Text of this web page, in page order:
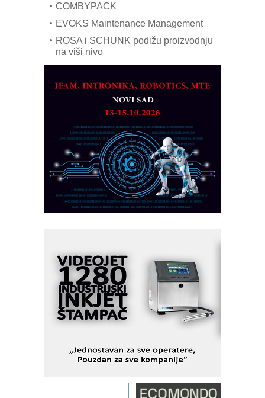
COMBYPACK
EVOKS Maintenance Management
ROSA i SCHUNK podižu proizvodnju
na viši nivo
MAREX - Lim i mašine za savremena
Marcom-plast d.o.o.- vaš pouzdan
partner
CTO - Prilagodite svoju toplinsku
obradu!
Razvoj asortimanskog pravca MINI-
PLC AKYTEC
AUKOM: Svetski standard metrologije
dostupan u Srbiji
I.SAFE MOBILE revolucioniše
industrijsku automatizaciju
pionirskimmobile operator PANEL-OM
Fleksibilno stezanje i brzo
podešavanje u proizvodnji prototipova
KIP KOP – napredna rešenja za
objekte
Alba d.o.o. – 35 godina preciznosti u